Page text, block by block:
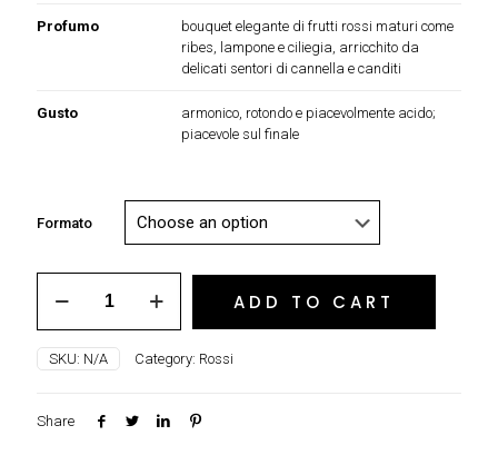
Profumo
bouquet elegante di frutti rossi maturi come
ribes, lampone e ciliegia, arricchito da
delicati sentori di cannella e canditi
Gusto
armonico, rotondo e piacevolmente acido;
piacevole sul finale
Formato
Classico
DOCG
“VILLA
Marchesi
ADD TO CART
SKU: N/A Category: Rossi
Share